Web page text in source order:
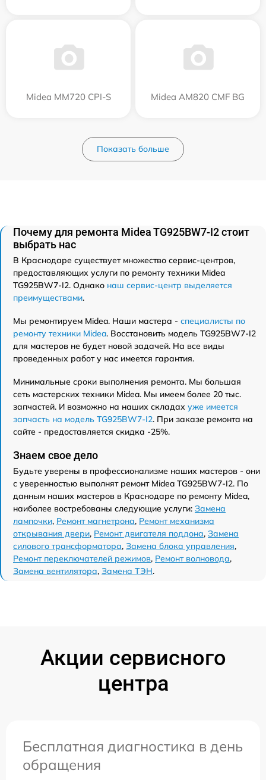
Midea MM720 CPI-S Midea AM820 CMF BG
Показать больше
Почему для ремонта Midea TG925BW7-I2 стоит
выбрать нас
В Краснодаре существует множество сервис-центров,
предоставляющих услуги по ремонту техники Midea
TG925BW7-I2. Однако наш сервис-центр выделяется
преимуществами.
Мы ремонтируем Midea. Наши мастера - специалисты по
ремонту техники Midea. Восстановить модель TG925BW7-I2
для мастеров не будет новой задачей. На все виды
проведенных работ у нас имеется гарантия.
Минимальные сроки выполнения ремонта. Мы большая
сеть мастерских техники Midea. Мы имеем более 20 тыс.
запчастей. И возможно на наших складах уже имеется
запчасть на модель TG925BW7-I2. При заказе ремонта на
сайте - предоставляется скидка -25%.
Знаем свое дело
Будьте уверены в профессионализме наших мастеров - они
с уверенностью выполнят ремонт Midea TG925BW7-I2. По
данным наших мастеров в Краснодаре по ремонту Midea,
наиболее востребованы следующие услуги: Замена
лампочки, Ремонт магнетрона, Ремонт механизма
открывания двери, Ремонт двигателя поддона, Замена
силового трансформатора, Замена блока управления,
Ремонт переключателей режимов, Ремонт волновода,
Замена вентилятора, Замена ТЭН.
Акции сервисного
центра
Бесплатная диагностика в день
обращения